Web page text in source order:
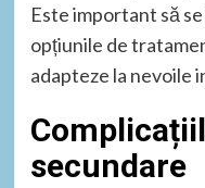
Este important să
opțiunile de
adapteze la nevoile
secundare